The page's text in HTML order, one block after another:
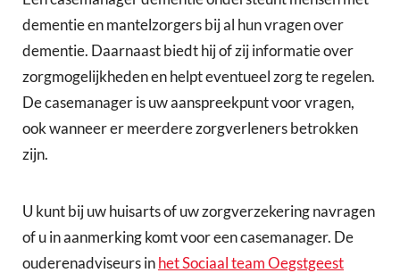
dementie en mantelzorgers bij al hun vragen over
dementie. Daarnaast biedt hij of zij informatie over
zorgmogelijkheden en helpt eventueel zorg te regelen.
De casemanager is uw aanspreekpunt voor vragen,
ook wanneer er meerdere zorgverleners betrokken
zijn.
U kunt bij uw huisarts of uw zorgverzekering navragen
of u in aanmerking komt voor een casemanager. De
ouderenadviseurs inhet Sociaal team Oegstgeest